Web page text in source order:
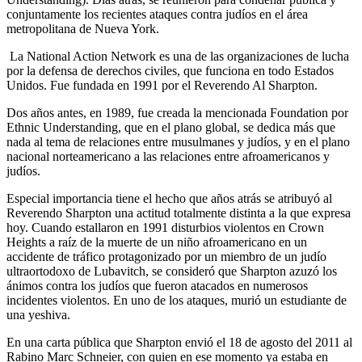
conjuntamente los recientes ataques contra judíos en el área
metropolitana de Nueva York.
La National Action Network es una de las organizaciones de lucha
por la defensa de derechos civiles, que funciona en todo Estados
Unidos. Fue fundada en 1991 por el Reverendo Al Sharpton.
Dos años antes, en 1989, fue creada la mencionada Foundation por
Ethnic Understanding, que en el plano global, se dedica más que
nada al tema de relaciones entre musulmanes y judíos, y en el plano
nacional norteamericano a las relaciones entre afroamericanos y
judíos.
Especial importancia tiene el hecho que años atrás se atribuyó al
Reverendo Sharpton una actitud totalmente distinta a la que expresa
hoy. Cuando estallaron en 1991 disturbios violentos en Crown
Heights a raíz de la muerte de un niño afroamericano en un
accidente de tráfico protagonizado por un miembro de un judío
ultraortodoxo de Lubavitch, se consideró que Sharpton azuzó los
ánimos contra los judíos que fueron atacados en numerosos
incidentes violentos. En uno de los ataques, murió un estudiante de
una yeshiva.
En una carta pública que Sharpton envió el 18 de agosto del 2011 al
Rabino Marc Schneier, con quien en ese momento ya estaba en